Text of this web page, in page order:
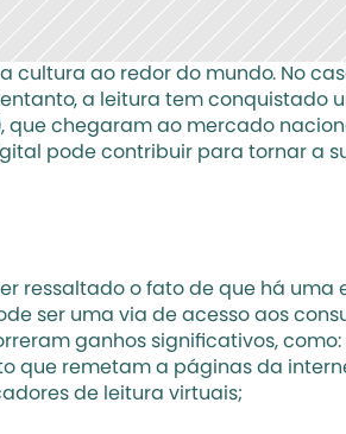
ao redor do mundo. No
a leitura tem
que chegaram ao mercado
pode contribuir para tornar a
ressaltado o fato de que há
ser uma via de acesso aos
ganhos significativos, como:
que remetam a páginas da
de leitura virtuais;